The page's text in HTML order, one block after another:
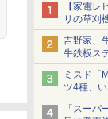
【家電
リの草刈
吉野家、
牛鉄板ス
ミスド「
ツ4種、
「スー